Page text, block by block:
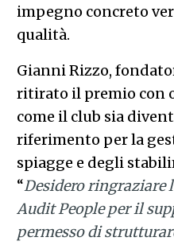
impegno concreto
qualità.
Gianni Rizzo,
ritirato il premio con
come il club sia
riferimento per la
spiagge e degli
“Desidero ringraziare
Audit People per il
permesso di